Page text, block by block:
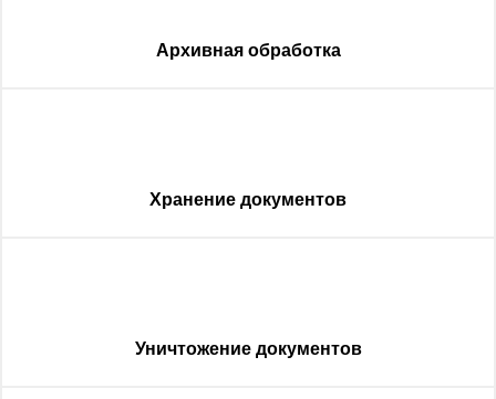
Архивная обработка
Хранение документов
Уничтожение документов